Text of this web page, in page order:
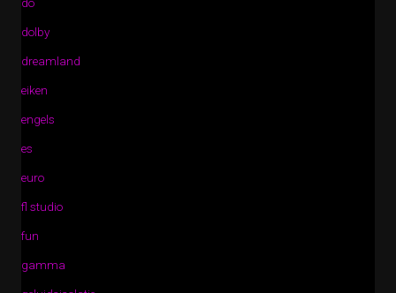
dolby
dreamland
eiken
engels
es
euro
fl studio
fun
gamma